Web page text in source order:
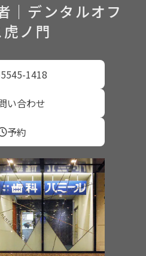
｜デンタルオフ
ノ門
1418
い合わせ
予約